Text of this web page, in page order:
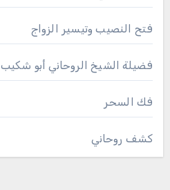
فتح النصيب وتيسير الزواج
فضيلة الشيخ الروحاني أبو شكيب
فك السحر
كشف روحاني